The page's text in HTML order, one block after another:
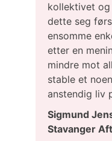
kollektivet
dette seg
ensomme
etter en
mindre mot
stable et
anstendig liv
Sigmund
Stavanger